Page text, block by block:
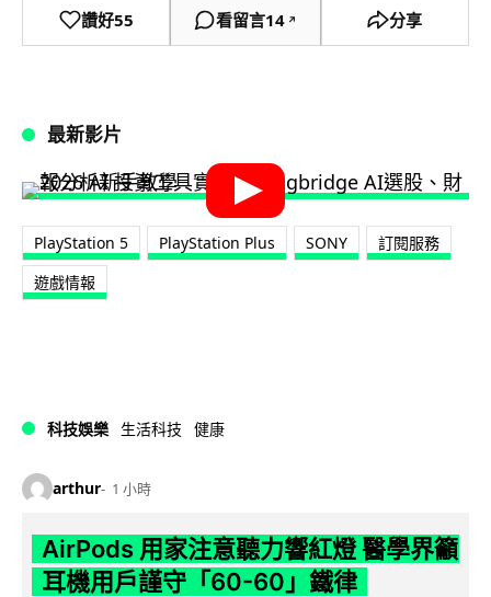
讚好55 看留言14 ↗ 分享
最新影片
PlayStation 5 PlayStation Plus SONY
訂閱服務
遊戲情報
科技娛樂 生活科技 健康
arthur 1 小時
AirPods 用家注意聽力響紅燈 醫學界籲
耳機用戶謹守「60-60」鐵律